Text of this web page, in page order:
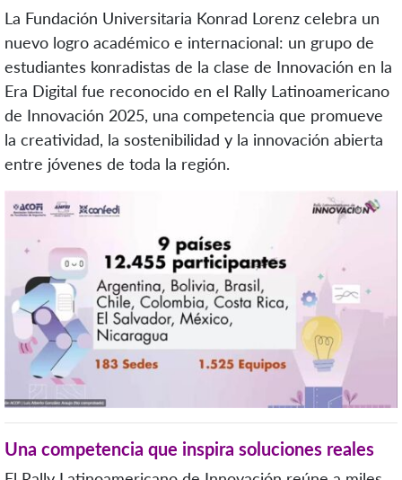
La Fundación Universitaria Konrad Lorenz celebra un
nuevo logro académico e internacional: un grupo de
estudiantes konradistas de la clase de Innovación en la
Era Digital fue reconocido en el Rally Latinoamericano
de Innovación 2025, una competencia que promueve
la creatividad, la sostenibilidad y la innovación abierta
entre jóvenes de toda la región.
Una competencia que inspira soluciones reales